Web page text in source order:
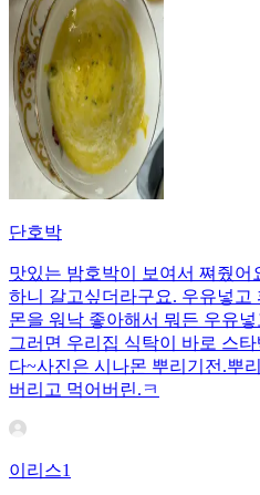
단호박
맛있는 밤호박이 보여서 쪄줬
하니 갈고싶더라구요. 우유넣
몬을 워낙 좋아해서 뭐든 우유
그러면 우리집 식탁이 바로 스
다~사진은 시나몬 뿌리기전.뿌
버리고 먹어버린.ㅋ
이리스1